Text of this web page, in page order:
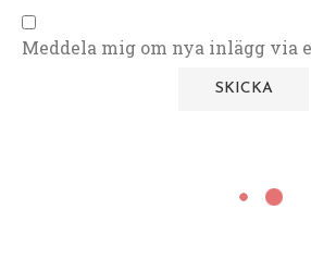
Meddela mig om nya inlägg via